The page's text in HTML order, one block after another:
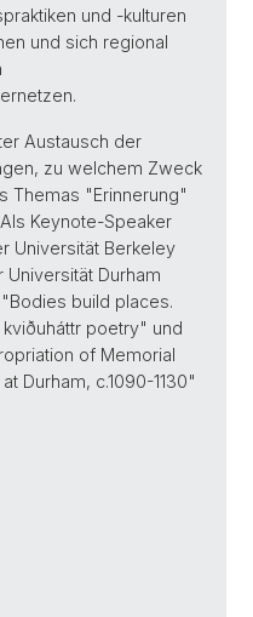
und -kulturen
und sich regional
Austausch der
zu welchem Zweck
Themas "Erinnerung"
Keynote-Speaker
Universität Berkeley
Universität Durham
build places.
poetry" und
of Memorial
Durham, c.1090-1130"